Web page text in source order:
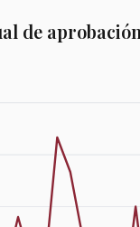
de aprobación